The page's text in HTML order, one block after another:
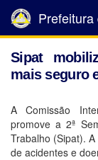
Sipat
mais seguro
A Comissão
promove a 2ª
Trabalho (Sipat).
de acidentes e